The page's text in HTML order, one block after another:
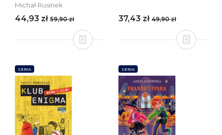
Michał Rusinek
44,93 zł 59,90 zł 37,43 zł 49,90 zł
SERIA SERIA